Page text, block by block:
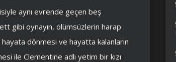
aynı evrende geçen beş
gibi oynayın, ölümsüzlerin harap
dönmesi ve hayatta kalanların
ile Clementine adlı yetim bir kızı